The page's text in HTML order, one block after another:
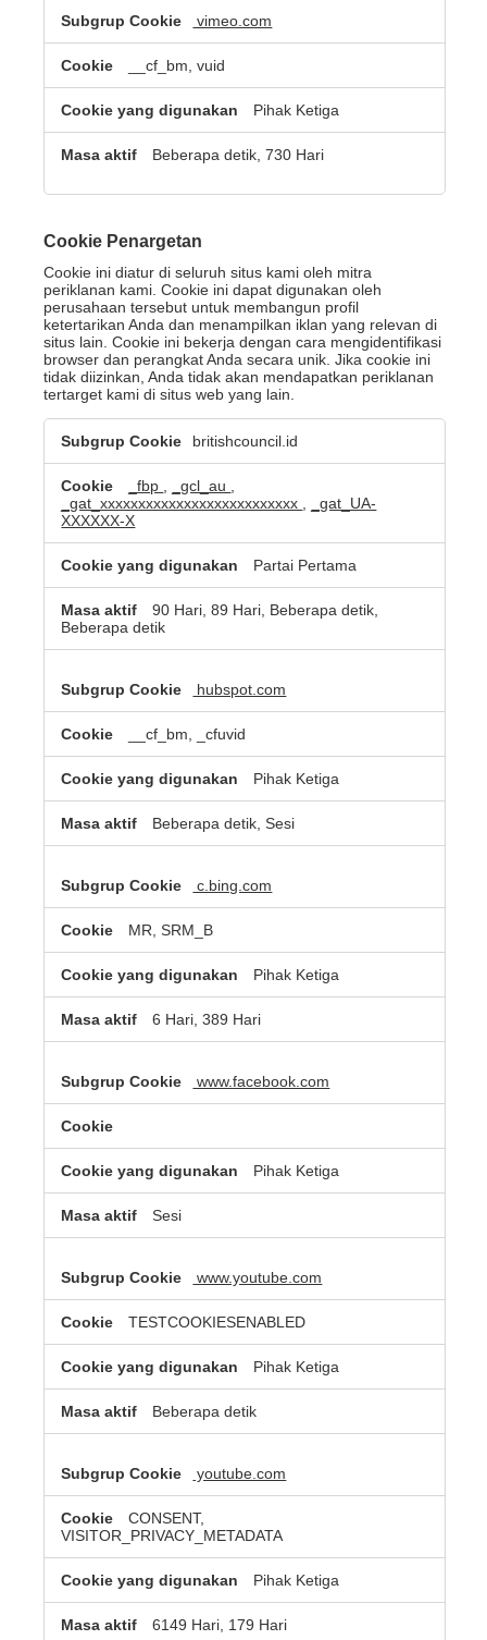
vimeo.com
__cf_bm, vuid
Pihak Ketiga
Beberapa detik, 730 Hari
Cookie Penargetan
Cookie ini diatur di seluruh situs kami oleh mitra
periklanan kami. Cookie ini dapat digunakan oleh
perusahaan tersebut untuk membangun profil
ketertarikan Anda dan menampilkan iklan yang relevan di
situs lain. Cookie ini bekerja dengan cara mengidentifikasi
browser dan perangkat Anda secara unik. Jika cookie ini
tidak diizinkan, Anda tidak akan mendapatkan periklanan
tertarget kami di situs web yang lain.
Cookie
Penargetan
britishcouncil.id
_fbp _gcl_au
_gat_xxxxxxxxxxxxxxxxxxxxxxxxxx
_gat_UA-
XXXXXX-X
Partai Pertama
90 Hari, 89 Hari, Beberapa detik,
Beberapa detik
hubspot.com
__cf_bm, _cfuvid
Pihak Ketiga
Beberapa detik, Sesi
c.bing.com
MR, SRM_B
Pihak Ketiga
6 Hari, 389 Hari
www.facebook.com
Pihak Ketiga
Sesi
www.youtube.com
TESTCOOKIESENABLED
Pihak Ketiga
Beberapa detik
youtube.com
CONSENT,
VISITOR_PRIVACY_METADATA
Pihak Ketiga
6149 Hari, 179 Hari